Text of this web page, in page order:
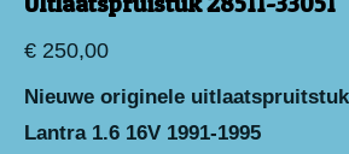
€ 250,00
Nieuwe originele
Lantra 1.6 16V 1991-1995